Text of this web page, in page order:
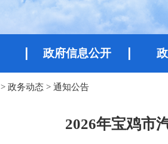
政府信息公开
> 政务动态 > 通知公告
2026年宝鸡市